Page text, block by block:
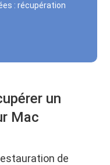
: récupération
un
Mac
de